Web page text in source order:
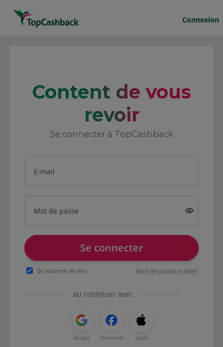
Connexion
Content de vous
revoir
Se connecter à TopCashback
E-mail
Mot de passe
Se connecter
Se souvenir de moi Mot de passe oublié?
ou continuer avec
Google Facebook Apple